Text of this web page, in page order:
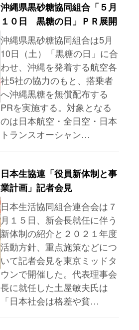
沖縄県黒砂糖協同組合「５月
１０日 黒糖の日」ＰＲ展開
沖縄県黒砂糖協同組合は5月
10日（土）「黒糖の日」に合
わせ、沖縄を発着する航空各
社5社の協力のもと、搭乗者
へ沖縄黒糖を無償配布する
PRを実施する。対象となる
のは日本航空・全日空・日本
トランスオーシャン…
日本生協連「役員新体制と事
業計画」記者会見
日本生活協同組合連合会は７
月１５日、新会長就任に伴う
新体制の紹介と２０２１年度
活動方針、重点施策などにつ
いて記者会見を東京ミッドタ
ウンで開催した。代表理事会
長に就任した土屋敏夫氏は
「日本社会は格差や貧…